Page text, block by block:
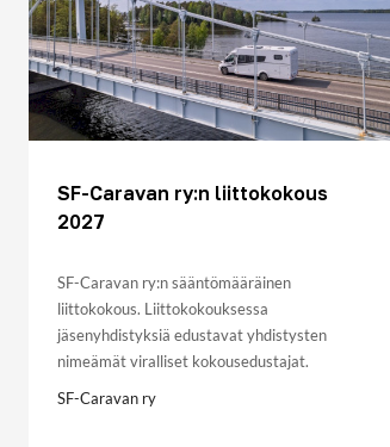
SF-Caravan ry:n liittokokous
2027
SF-Caravan ry:n sääntömääräinen
liittokokous. Liittokokouksessa
jäsenyhdistyksiä edustavat yhdistysten
nimeämät viralliset kokousedustajat.
SF-Caravan ry